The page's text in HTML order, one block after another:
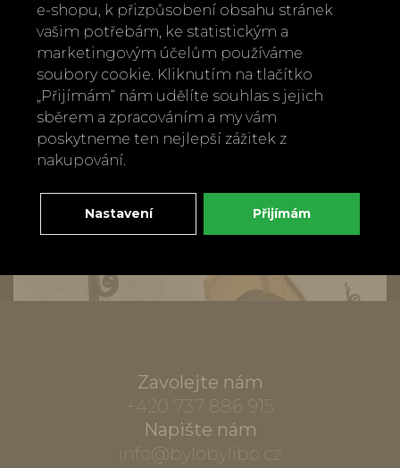
Zavolejte nám
+420 737 886 915
Napište nám
info@bylobylibo.cz
e-shopu, k přizpůsobení obsahu stránek
vašim potřebám, ke statistickým a
marketingovým účelům používáme
soubory cookie. Kliknutím na tlačítko
„Přijímám“ nám udělíte souhlas s jejich
sběrem a zpracováním a my vám
poskytneme ten nejlepší zážitek z
nakupování.
Nastavení Přijímám